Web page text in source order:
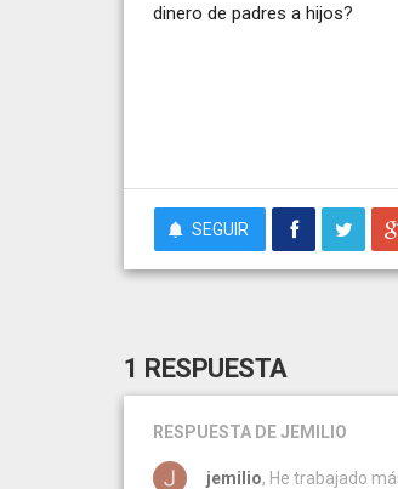
dinero de padres a hijos?
SEGUIR
1 RESPUESTA
RESPUESTA DE JEMILIO
jemilio, He trabajado